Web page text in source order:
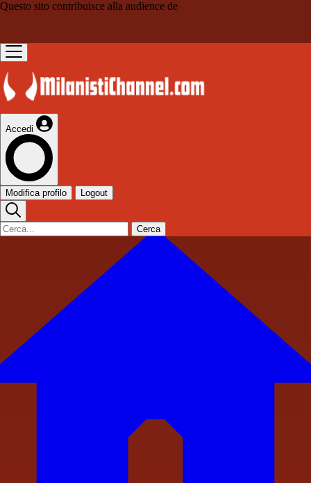
Questo sito contribuisce alla audience de
Accedi
Modifica profilo Logout
Cerca